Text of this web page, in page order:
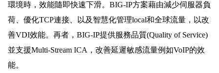
環境時，效能隨即快速下滑。BIG-IP方案藉由減少伺服器負
荷、優化TCP連接、以及智慧化管理local和全球流量，以改
善VDI效能。再者，BIG-IP提供服務品質(Quality of Service)
並支援Multi-Stream ICA，改善延遲敏感流量例如VoIP的效
能。